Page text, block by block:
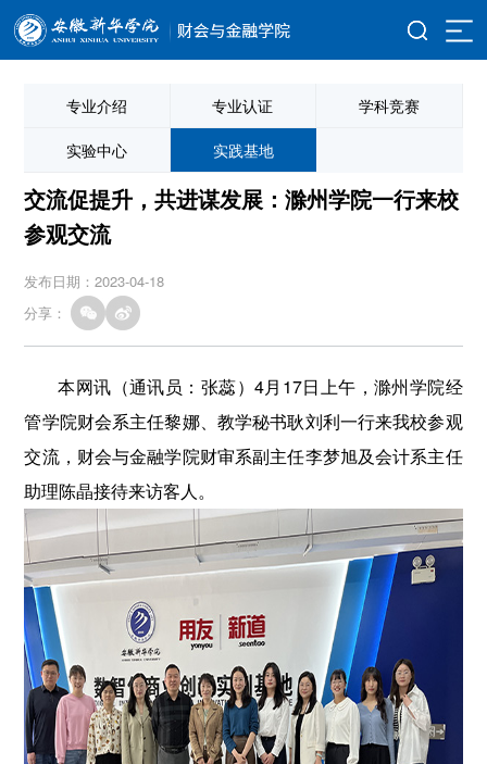
专业介绍 专业认证 学科竞赛
实验中心 实践基地
交流促提升，共进谋发展：滁州学院一行来校
参观交流
发布日期：2023-04-18
分享：
本网讯（通讯员：张蕊）4月17日上午，滁州学院经
管学院财会系主任黎娜、教学秘书耿刘利一行来我校参观
交流，财会与金融学院财审系副主任李梦旭及会计系主任
助理陈晶接待来访客人。